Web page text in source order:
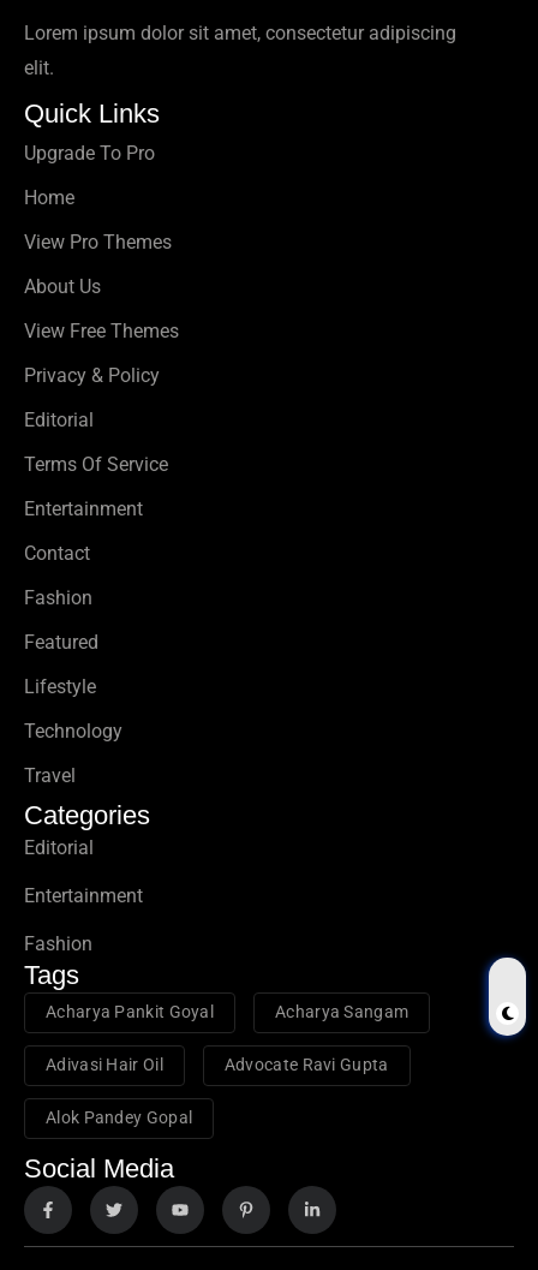
Lorem ipsum dolor sit amet, consectetur adipiscing
elit.
Quick Links
Upgrade To Pro
Home
View Pro Themes
About Us
View Free Themes
Privacy & Policy
Editorial
Terms Of Service
Entertainment
Contact
Fashion
Featured
Lifestyle
Technology
Travel
Categories
Editorial
Entertainment
Fashion
Tags
Acharya Pankit Goyal Acharya Sangam
Adivasi Hair Oil Advocate Ravi Gupta
Alok Pandey Gopal
Social Media